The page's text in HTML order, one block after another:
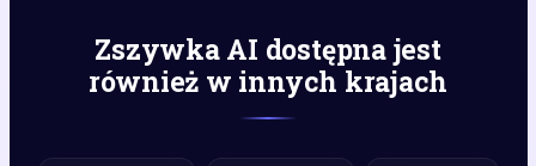
Zszywka AI dostępna jest
również w innych krajach